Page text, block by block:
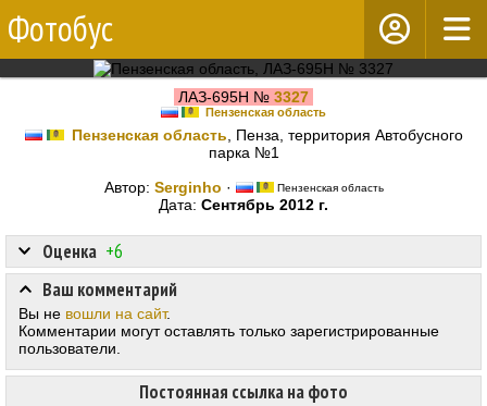
Фотобус
ЛАЗ-695Н № 3327
Пензенская область
Пензенская область , Пенза, территория Автобусного
парка №1
Автор: Serginho · Пензенская область
Дата: Сентябрь 2012 г.
Оценка +6
Постоянная ссылка на фото
Ваш комментарий
Вы не вошли на сайт.
Комментарии могут оставлять только зарегистрированные
пользователи.